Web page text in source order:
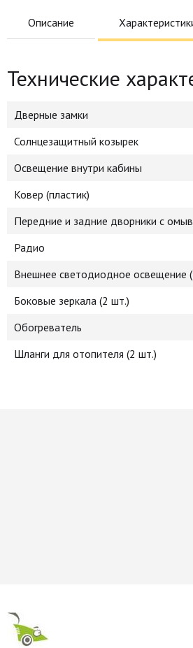
Описание
Технические
Дверные замки
Солнцезащитный козырек
Освещение внутри кабины
Ковер (пластик)
Передние и задние дворники с
Радио
Внешнее светодиодное освещение
Боковые зеркала (2 шт.)
Обогреватель
Шланги для отопителя (2 шт.)